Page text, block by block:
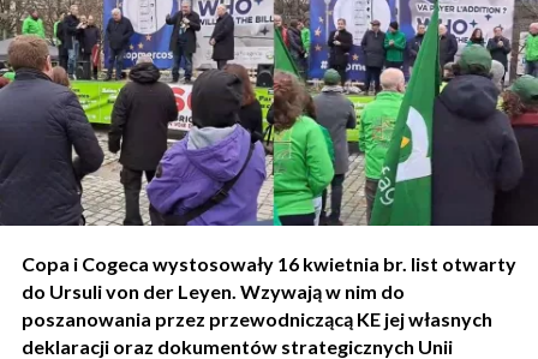
Copa i Cogeca wystosowały 16 kwietnia br. list otwarty
do Ursuli von der Leyen. Wzywają w nim do
poszanowania przez przewodniczącą KE jej własnych
deklaracji oraz dokumentów strategicznych Unii